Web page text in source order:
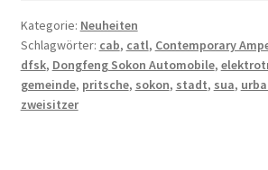
Kategorie: Neuheiten
Schlagwörter: cab, catl, Contemporary
dfsk, Dongfeng Sokon Automobile,
gemeinde, pritsche, sokon, stadt, sua,
zweisitzer